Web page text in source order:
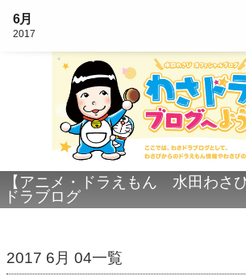
6月
2017
【アニメ・ドラえもん 水田わ
ドラブログ
2017 6月 04一覧